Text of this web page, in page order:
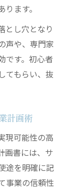
ます。
とし穴となり
声や、専門家
です。初心者
てもらい、抜
計画術
現可能性の高
画書には、サ
途を明確に記
事業の信頼性